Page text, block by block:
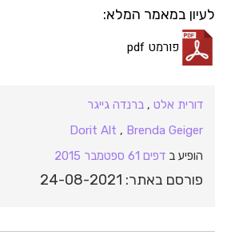
לעיון במאמר המלא:
פורמט pdf
דורית אלט , ברנדה גייגר
Dorit Alt , Brenda Geiger
הופיע ב דפים 61 ספטמבר 2015
פורסם באתר: 24-08-2021